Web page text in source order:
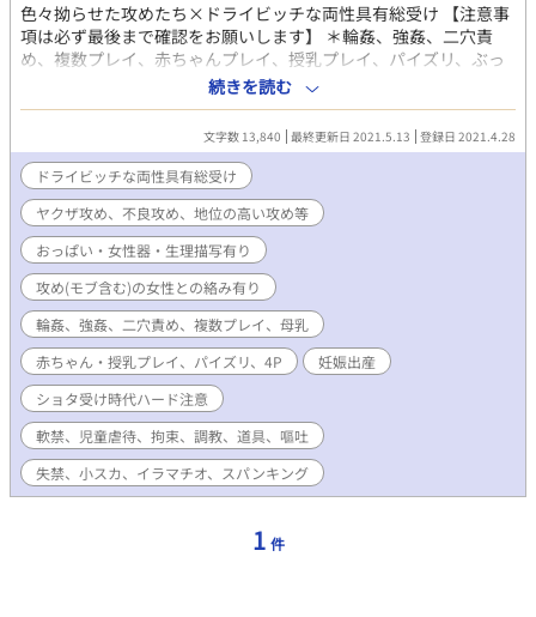
色々拗らせた攻めたち×ドライビッチな両性具有総受け 【注意事
項は必ず最後まで確認をお願いします】 ＊輪姦、強姦、二穴責
め、複数プレイ、赤ちゃんプレイ、授乳プレイ、パイズリ、ぶっ
かけ、イラマチオ、母乳など。 ＊ヤクザ攻め、不良攻め、地位の
高い攻めなど。 ＊おっぱい・女性器・生理描写有り ＊受けはドラ
イなので愛は芽生えません。 ＊サラッと犯罪行為を多数していま
すが、罪に問われず反省もしないし償いません。苦手な方はご注
意を。 ＊親世代、子世代でマワしてます(4P) ＊妊娠出産子育て有
り。 受けの過去) ＊ショタ時代はハード描写です。ショタ受け注
意。 ＊軟禁、児童虐待、拘束、失禁、小スカ、道具、調教(ハー
ド)、スパンキング、嘔吐有り。 ＊攻め(モブ含む)の女性との絡み
有り。 ＊女性本人は満足しているけど酷い目に合います。
続きを読む
文字数 13,840 最終更新日 2021.5.13 登録日 2021.4.28
ドライビッチな両性具有総受け
ヤクザ攻め、不良攻め、地位の高い攻め等
おっぱい・女性器・生理描写有り
攻め(モブ含む)の女性との絡み有り
輪姦、強姦、二穴責め、複数プレイ、母乳
赤ちゃん・授乳プレイ、パイズリ、4P
妊娠出産
ショタ受け時代ハード注意
軟禁、児童虐待、拘束、調教、道具、嘔吐
失禁、小スカ、イラマチオ、スパンキング
1 件